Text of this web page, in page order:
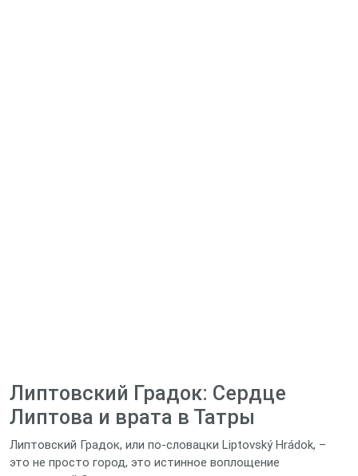
Липтовский Градок: Сердце
Липтова и врата в Татры
Липтовский Градок, или по-словацки Liptovský Hrádok, –
это не просто город, это истинное воплощение